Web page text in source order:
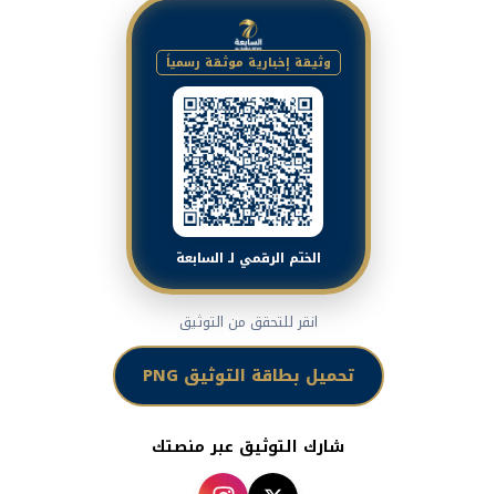
وثيقة إخبارية موثقة رسمياً
الختم الرقمي لـ السابعة
انقر للتحقق من التوثيق
تحميل بطاقة التوثيق PNG
شارك التوثيق عبر منصتك